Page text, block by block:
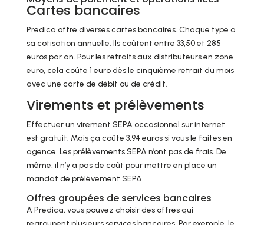
Cartes bancaires
Predica offre diverses cartes bancaires. Chaque type a
sa cotisation annuelle. Ils coûtent entre 33,50 et 285
euros par an. Pour les retraits aux distributeurs en zone
euro, cela coûte 1 euro dès le cinquième retrait du mois
avec une carte de débit ou de crédit.
Virements et prélèvements
Effectuer un virement SEPA occasionnel sur internet
est gratuit. Mais ça coûte 3,94 euros si vous le faites en
agence. Les prélèvements SEPA n’ont pas de frais. De
même, il n’y a pas de coût pour mettre en place un
mandat de prélèvement SEPA.
Offres groupées de services bancaires
À Predica, vous pouvez choisir des offres qui